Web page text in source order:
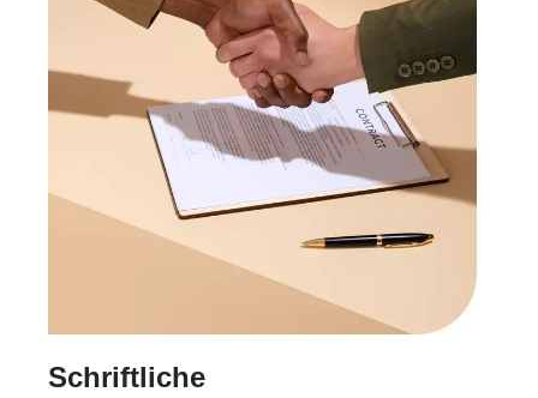
Schriftliche